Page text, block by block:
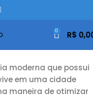
0 R$
moderna que possui
em uma cidade
maneira de otimizar